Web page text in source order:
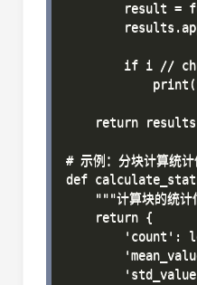
result =
if i //
    return results
# 示例：分块计算统计
def
"""计算块的统计
    return {
'count':